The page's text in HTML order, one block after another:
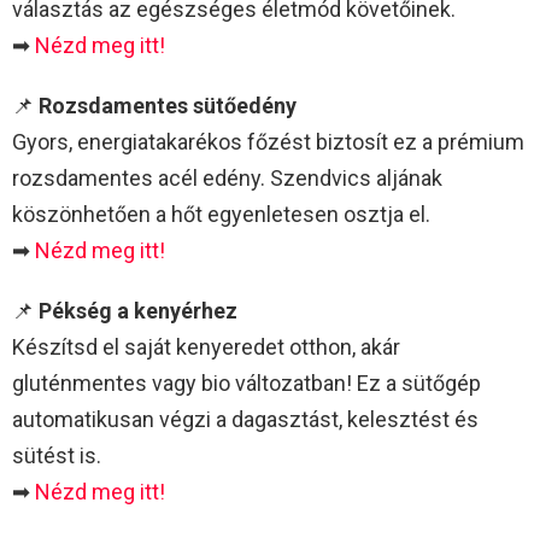
választás az egészséges életmód követőinek.
➡ Nézd meg itt!
📌 Rozsdamentes sütőedény
Gyors, energiatakarékos főzést biztosít ez a prémium
rozsdamentes acél edény. Szendvics aljának
köszönhetően a hőt egyenletesen osztja el.
➡ Nézd meg itt!
📌 Pékség a kenyérhez
Készítsd el saját kenyeredet otthon, akár
gluténmentes vagy bio változatban! Ez a sütőgép
automatikusan végzi a dagasztást, kelesztést és
sütést is.
➡ Nézd meg itt!